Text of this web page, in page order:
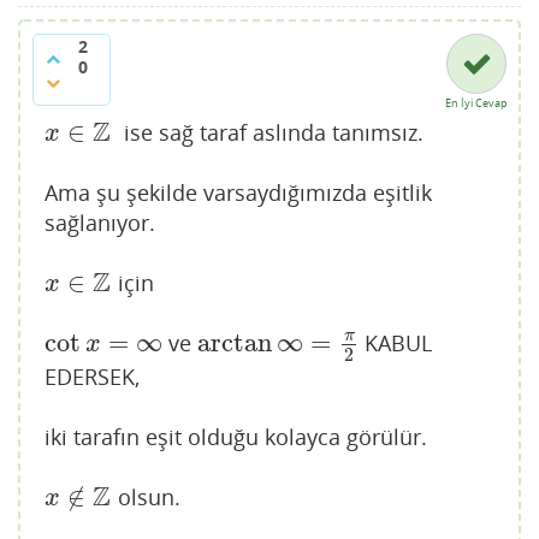
2
0
En İyi Cevap
x ∈ Z
x∈Z ise sağ taraf aslında tanımsız.
Ama şu şekilde varsaydığımızda eşitlik
sağlanıyor.
x ∈ Z
x∈Z için
cot x = ∞
cotx=∞ vearctan∞ = π
2
arctan∞ =π 2
KABUL
EDERSEK,
iki tarafın eşit olduğu kolayca görülür.
x ∉ Z
x∉Z olsun.